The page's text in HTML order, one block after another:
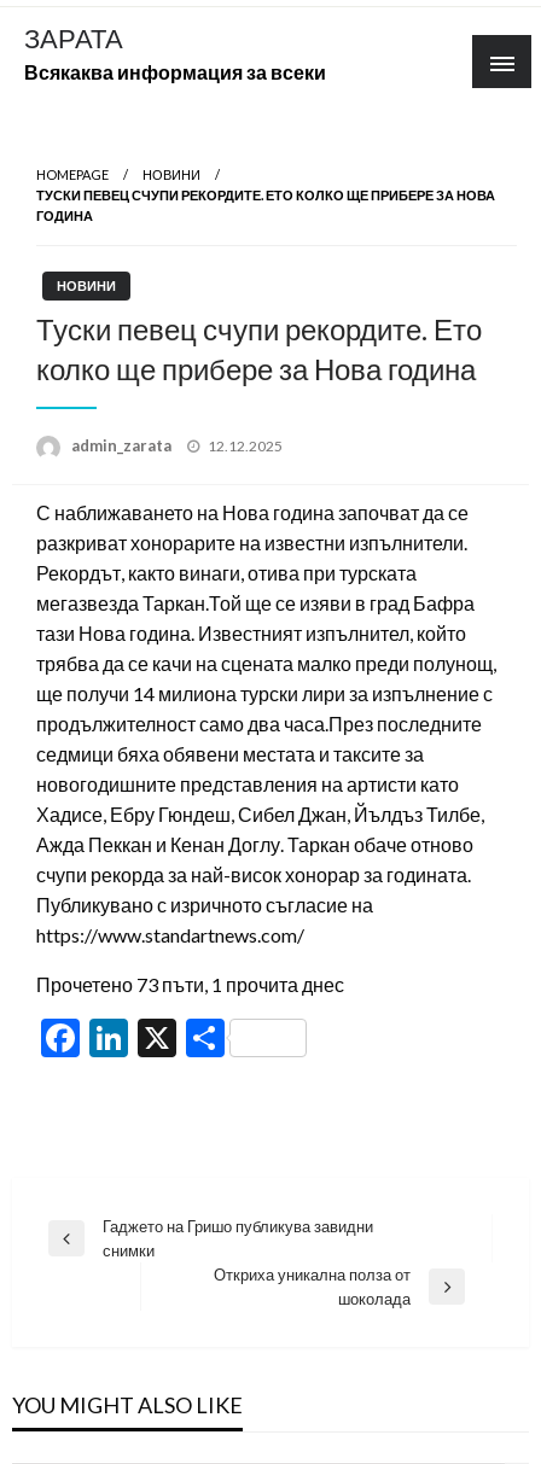
Skip
content
ЗАРАТА
Всякаква информация за всеки
HOMEPAGE
НОВИНИ
ТУСКИ ПЕВЕЦ СЧУПИ РЕКОРДИТЕ. ЕТО КОЛКО ЩЕ ПРИБЕРЕ ЗА НОВА
ГОДИНА
НОВИНИ
Туски певец счупи рекордите. Ето
колко ще прибере за Нова година
admin_zarata
Posted
12.12.2025
С наближаването на Нова година започват да се
разкриват хонорарите на известни изпълнители.
Рекордът, както винаги, отива при турската
мегазвезда Таркан.Той ще се изяви в град Бафра
тази Нова година. Известният изпълнител, който
трябва да се качи на сцената малко преди полунощ,
ще получи 14 милиона турски лири за изпълнение с
продължителност само два часа.През последните
седмици бяха обявени местата и таксите за
новогодишните представления на артисти като
Хадисе, Ебру Гюндеш, Сибел Джан, Йълдъз Тилбе,
Ажда Пеккан и Кенан Доглу. Таркан обаче отново
счупи рекорда за най-висок хонорар за годината.
Публикувано с изричното съгласие на
https://www.standartnews.com/
Прочетено 73 пъти, 1 прочита днес
Facebook
LinkedIn
X Share
Навигация
Previous
Гаджето на Гришо публикува завидни
снимки
Откриха уникална полза от
шоколада
YOU MIGHT ALSO LIKE